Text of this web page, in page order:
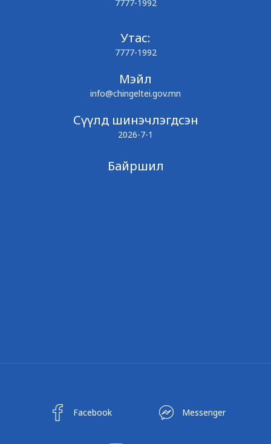
7777-1992
Утас:
7777-1992
Мэйл
info@chingeltei.gov.mn
Сүүлд шинэчлэгдсэн
2026-7-1
Байршил
Facebook Messenger